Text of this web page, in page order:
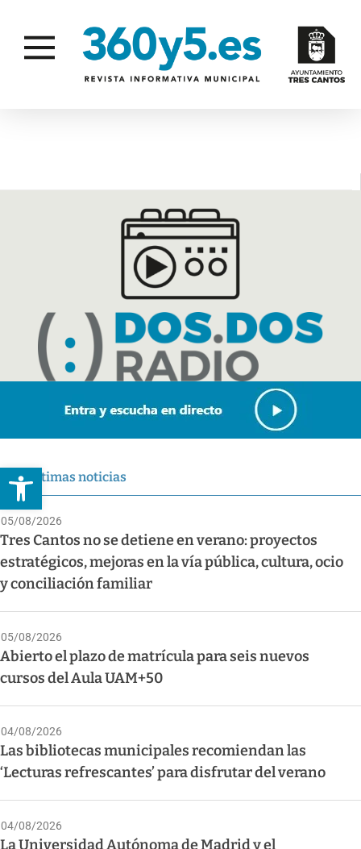
Abrir barra de herramientas
Últimas noticias
05/08/2026
Tres Cantos no se detiene en verano: proyectos
estratégicos, mejoras en la vía pública, cultura, ocio
y conciliación familiar
05/08/2026
Abierto el plazo de matrícula para seis nuevos
cursos del Aula UAM+50
04/08/2026
Las bibliotecas municipales recomiendan las
‘Lecturas refrescantes’ para disfrutar del verano
04/08/2026
La Universidad Autónoma de Madrid y el